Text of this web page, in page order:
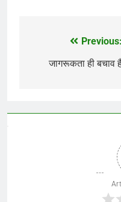
navigation
Previous:
जागरूकता ही बचाव